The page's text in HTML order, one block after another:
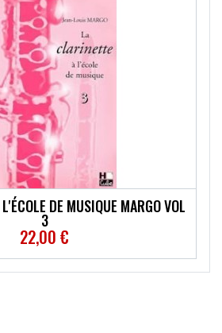
DE MUSIQUE MARGO VOL
3
22,00 €